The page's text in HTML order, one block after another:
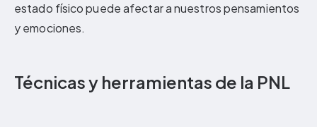
estado físico puede afectar a nuestros pensamientos
y emociones.
Técnicas y herramientas de la PNL